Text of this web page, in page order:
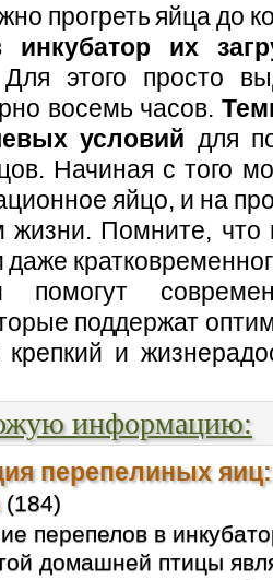
прогреть яйца до
их
этого просто
восемь часов.
условий для
Начиная с того
яйцо, и на
жизни. Помните, что
поддержат
крепкий и
информацию:
перепелиных
(184)
перепелов в
домашней птицы